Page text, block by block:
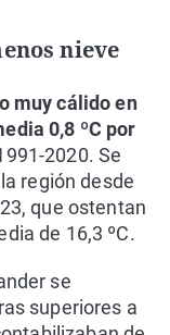
nieve
muy cálido en
0,8 ºC por
2020. Se
región desde
que ostentan
de 16,3 ºC.
se
superiores a